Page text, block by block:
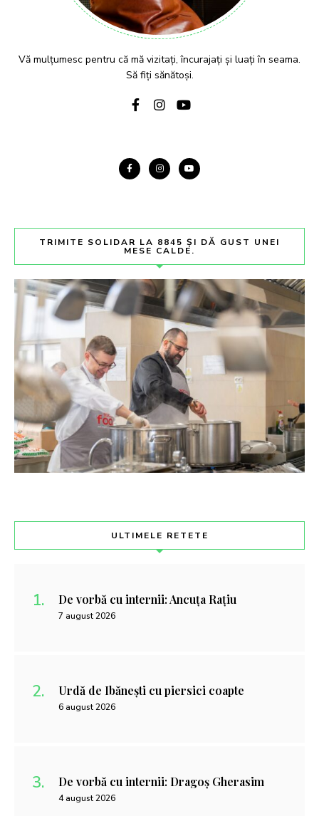
Vă mulțumesc pentru că mă vizitați, încurajați și luați în seama.
Să fiți sănătoși.
TRIMITE SOLIDAR LA 8845 ȘI DĂ GUST UNEI
MESE CALDE.
ULTIMELE RETETE
De vorbă cu internii: Ancuța Rațiu
7 august 2026
Urdă de Ibănești cu piersici coapte
6 august 2026
De vorbă cu internii: Dragoș Gherasim
4 august 2026